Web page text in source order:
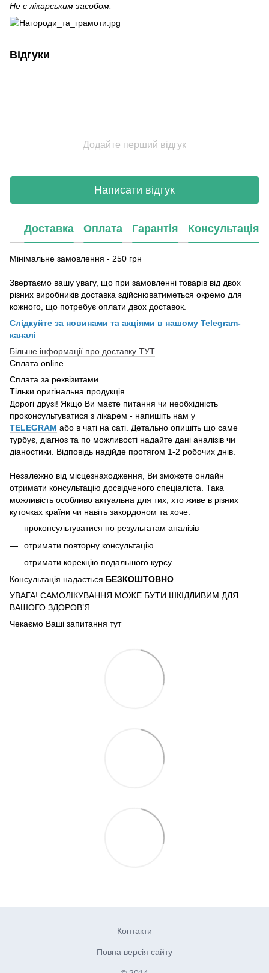
Не є лікарським засобом.
Відгуки
Додайте перший відгук
Написати відгук
Доставка Оплата Гарантія Консультація
Мінімальне замовлення - 250 грн
Звертаємо вашу увагу, що при замовленні товарів від двох
різних виробників доставка здійснюватиметься окремо для
кожного, що потребує оплати двох доставок.
Слідкуйте за новинами та акціями в нашому Telegram-
каналі
Більше інформації про доставку ТУТ
Сплата online
Сплата за реквізитами
Тільки оригінальна продукція
Дорогі друзі! Якщо Ви маєте питання чи необхідність
проконсультуватися з лікарем - напишіть нам у
TELEGRAM або в чаті на саті. Детально опишіть що саме
турбує, діагноз та по можливості надайте дані аналізів чи
діаностики. Відповідь надійде протягом 1-2 робочих днів.
Незалежно від місцезнаходження, Ви зможете онлайн
отримати консультацію досвідченого спеціаліста. Така
можливість особливо актуальна для тих, хто живе в різних
куточках країни чи навіть закордоном та хоче:
проконсультуватися по результатам аналізів
отримати повторну консультацію
отримати корекцію подальшого курсу
Консультація надається БЕЗКОШТОВНО.
УВАГА! САМОЛІКУВАННЯ МОЖЕ БУТИ ШКІДЛИВИМ ДЛЯ
ВАШОГО ЗДОРОВ’Я.
Чекаємо Ваші запитання тут
Контакти
Повна версія сайту